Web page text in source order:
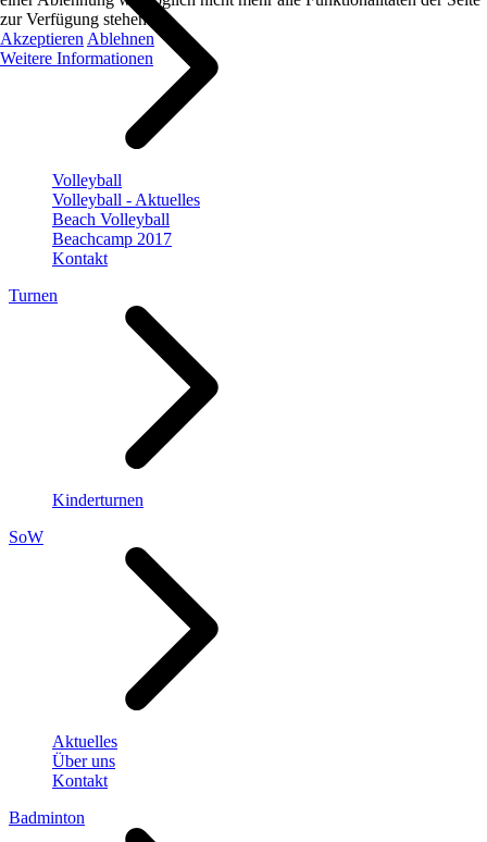
Volleyball
Volleyball - Aktuelles
Beach Volleyball
Beachcamp 2017
Kontakt
Turnen
Kinderturnen
SoW
Aktuelles
Über uns
Kontakt
Badminton
zur Verfügung stehen.
Akzeptieren Ablehnen
Weitere Informationen